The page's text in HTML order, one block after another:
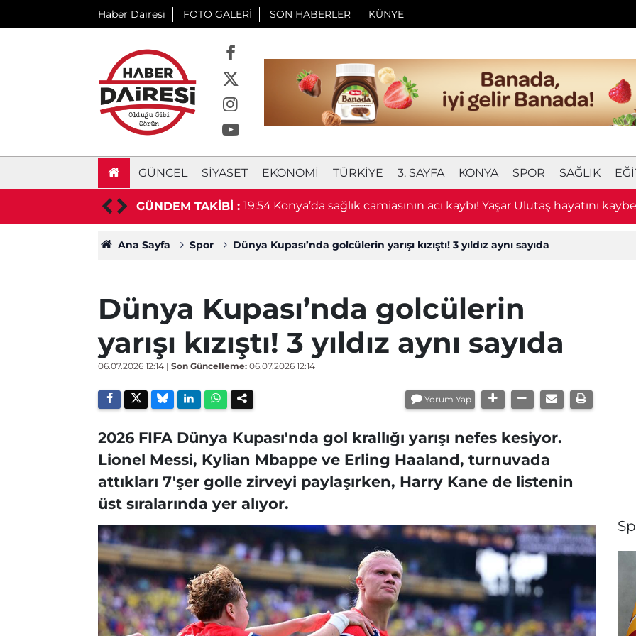
Haber Dairesi FOTO GALERİ SON HABERLER KÜNYE
GÜNCEL SIYASET EKONOMI TÜRKIYE 3. SAYFA KONYA SPOR SAĞLIK
GÜNDEM TAKİBİ :
dinledi 19:54 Konya’da sağlık camiasının acı kaybı! Yaşar Ulutaş hayatını
Ana Sayfa Spor Dünya Kupası’nda golcülerin yarışı kızıştı! 3 yıldız aynı sayıda
Dünya Kupası’nda golcülerin
yarışı kızıştı! 3 yıldız aynı sayıda
06.07.2026 12:14 | Son Güncelleme: 06.07.2026 12:14
Yorum Yap
2026 FIFA Dünya Kupası'nda gol krallığı yarışı nefes kesiyor.
Lionel Messi, Kylian Mbappe ve Erling Haaland, turnuvada
attıkları 7'şer golle zirveyi paylaşırken, Harry Kane de listenin
üst sıralarında yer alıyor.